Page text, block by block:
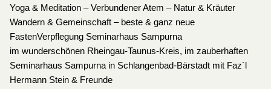
Yoga & Meditation – Verbundener Atem – Natur & Kräuter
Wandern & Gemeinschaft – beste & ganz neue
FastenVerpflegung Seminarhaus Sampurna
im wunderschönen Rheingau-Taunus-Kreis, im zauberhaften
Seminarhaus Sampurna in Schlangenbad-Bärstadt mit Faz´l
Hermann Stein & Freunde